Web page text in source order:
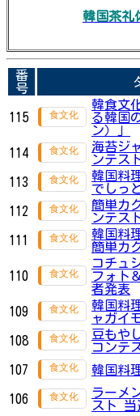
韓国茶礼
番
号
115
韓食文
る韓国
ン）」
114
海苔ジ
ンテス
113
韓国料
でしっ
112
簡単カ
ンテス
111
韓国料
簡単カ
110
コチュ
フォト
者発表
109
韓国料
ャガイ
108
豆もや
コンテ
107 韓国料
106
ラーメ
スト 当